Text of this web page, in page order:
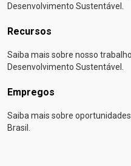
Desenvolvimento Sustentável.
Recursos
Saiba mais sobre nosso
Desenvolvimento Sustentável.
Empregos
Saiba mais sobre
Brasil.